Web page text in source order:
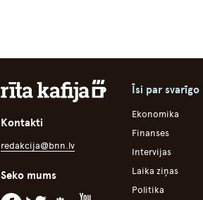
Kontakti
redakcija@bnn.lv
Seko mums
Īsi par svarīgo
Ekonomika
Finanses
Intervijas
Laika ziņas
Politika